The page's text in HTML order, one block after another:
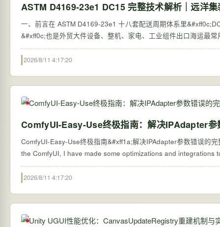
ASTM D4169‑23e1 DC15 完整技术解析｜远洋
一、前言在 ASTM D4169‑23e1 十八套配送周期体系里&#xff0c;DC15 是专门针对远洋集装箱
&#xff0c;也是外贸大件设备、整机、家电、工业组件出口海运最
2026/8/11 4:17:20
ComfyUI-Easy-Use终极指南：解决IPAdapter参
ComfyUI-Easy-Use终极指南&#xff1a;解决IPAdapter参数错误的
2026/8/11 4:17:20